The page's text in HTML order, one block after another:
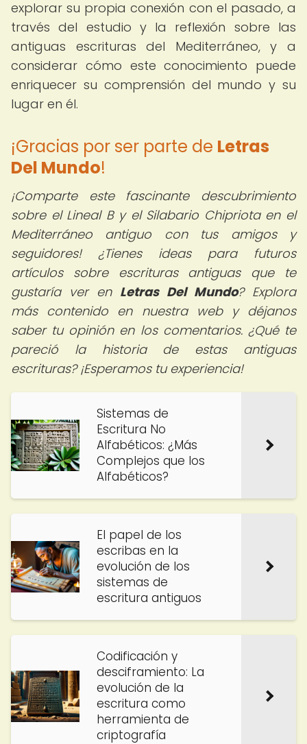
explorar su propia conexión con el pasado, a
través del estudio y la reflexión sobre las
antiguas escrituras del Mediterráneo, y a
considerar cómo este conocimiento puede
enriquecer su comprensión del mundo y su
lugar en él.
¡Gracias por ser parte de Letras
Del Mundo!
¡Comparte este fascinante descubrimiento
sobre el Lineal B y el Silabario Chipriota en el
Mediterráneo antiguo con tus amigos y
seguidores! ¿Tienes ideas para futuros
artículos sobre escrituras antiguas que te
gustaría ver en Letras Del Mundo? Explora
más contenido en nuestra web y déjanos
saber tu opinión en los comentarios. ¿Qué te
pareció la historia de estas antiguas
escrituras? ¡Esperamos tu experiencia!
Sistemas de
Escritura No
Alfabéticos: ¿Más
Complejos que los
Alfabéticos?
El papel de los
escribas en la
evolución de los
sistemas de
escritura antiguos
Codificación y
desciframiento: La
evolución de la
escritura como
herramienta de
criptografía